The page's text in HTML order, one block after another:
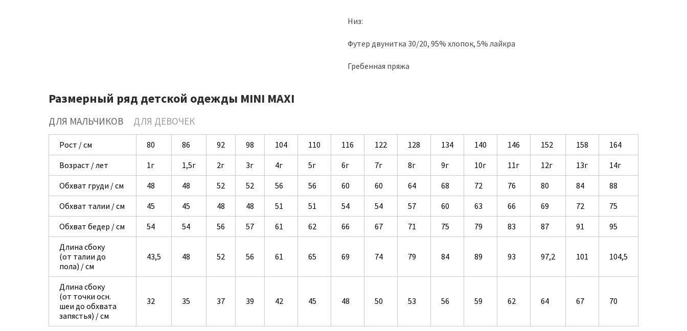
Низ:
Футер двунитка 30/20, 95% хлопок, 5% лайкра
Гребенная пряжа
Размерный ряд детской одежды MINI MAXI
ДЛЯ МАЛЬЧИКОВ ДЛЯ ДЕВОЧЕК
Рост / см 80 86 92 98 104 110 116 122 128 134 140 146 152 158
164
Возраст / лет
1г 1,5г 2г 3г 4г 5г 6г 7г 8г 9г 10г 11г 12г 13г
14г
Обхват груди / см
48 48 52 52 56 56 60 60 64 68 72 76 80 84
88
Обхват талии / см
45 45 48 48 51 51 54 54 57 60 63 66 69 72
75
Обхват бедер / см
54 54 56 57 61 62 66 67 71 75 79 83 87 91
95
Длина сбоку
(от талии до
пола) / см
43,5 48 52 56 61 65 69 74 79 84 89 93 97,2 101 104,5
Длина сбоку
(от точки осн.
шеи до обхвата
запястья) / см
32 35 37 39 42 45 48 50 53 56 59 62 64 67 70